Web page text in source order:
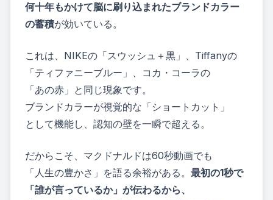
何十年もかけて脳に刷り込まれたブランドカラー
の蓄積が効いている。
これは、NIKEの「スウッシュ＋黒」、Tiffanyの
「ティファニーブルー」、コカ・コーラの
「あの赤」と同じ現象です。
ブランドカラーが視覚的な「ショートカット」
として機能し、認知の壁を一瞬で超える。
だからこそ、マクドナルドは60秒動画でも
「人生の豊かさ」を語る余裕がある。 最初の1秒で
「誰が言っているか」が伝わるから、